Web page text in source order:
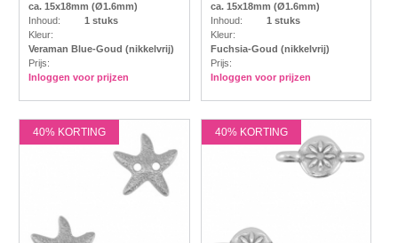
ca. 15x18mm (Ø1.6mm)
Inhoud:
1 stuks
Kleur:
Veraman Blue-Goud (nikkelvrij)
Prijs:
Inloggen voor prijzen
ca. 15x18mm (Ø1.6mm)
Inhoud:
1 stuks
Kleur:
Fuchsia-Goud (nikkelvrij)
Prijs:
Inloggen voor prijzen
40% KORTING 40% KORTING